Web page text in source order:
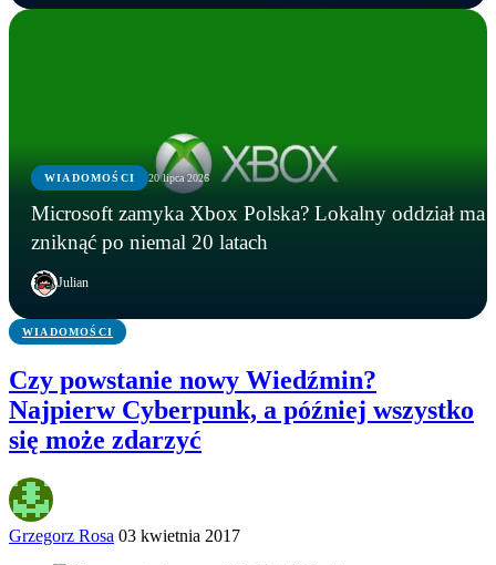
WIADOMOŚCI 20 lipca 2026
Microsoft zamyka Xbox Polska? Lokalny oddział ma
zniknąć po niemal 20 latach
Julian
GRY
Five Nights at Freddy’s na żywo! Freddy
Fazbear’s Pizza powstanie naprawdę
GRY
Instalowali gry na Steamie, a tracili kryptowaluty.
FBI zatrzymało podejrzanego
WIADOMOŚCI
Microsoft zamyka Xbox Polska? Lokalny oddział
ma zniknąć po niemal 20 latach
WIADOMOŚCI
Czy powstanie nowy Wiedźmin?
Najpierw Cyberpunk, a później wszystko
się może zdarzyć
Grzegorz Rosa 03 kwietnia 2017